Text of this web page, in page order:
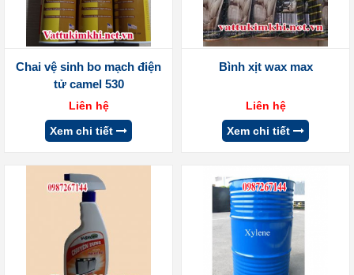
Chai vệ sinh bo mạch điện
tử camel 530
Liên hệ
Xem chi tiết
Bình xịt wax max
Liên hệ
Xem chi tiết